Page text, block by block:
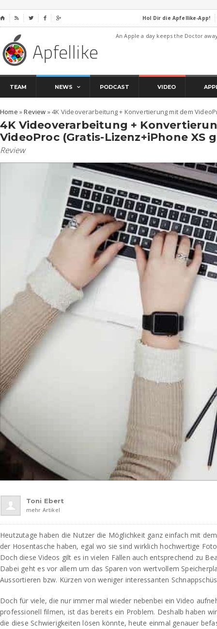
⌂     Hol Dir die Apfellike-App!
An Apple a day keeps the Doctor
TEAM NEWS PODCAST VIDEO
Home »Review »4K Videoverarbeitung + Konvertierung mit dem
4K Videoverarbeitung +
VideoProc (Gratis-Lizenz+iPhone XS
Review
Toni Ebert
mehr Artikel
Heutzutage haben die Nutzer die Möglichkeit ganz einfach mit
der Hosentasche haben, egal wo sie sind wirklich hochwertige
Doch diese Videos gilt es in vielen Fällen auch entsprechend zu
Dabei geht es vor allem um das Sparen von wertvollem
Aussortieren bzw. Kürzen von weniger interessanten
Doch für viele, die nur immer mal wieder nebenbei ein Video
professionell filmen, ist das bereits ein Problem. Deshalb haben
die diese Schwierigkeiten lösen könnte, heute einmal genauer